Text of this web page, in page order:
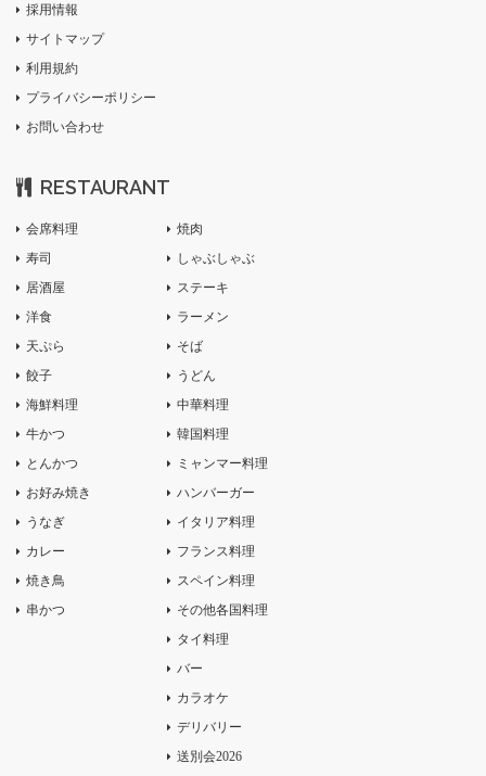
採用情報
サイトマップ
利用規約
プライバシーポリシー
お問い合わせ
RESTAURANT
会席料理
寿司
居酒屋
洋食
天ぷら
餃子
海鮮料理
牛かつ
とんかつ
お好み焼き
うなぎ
カレー
焼き鳥
串かつ
焼肉
しゃぶしゃぶ
ステーキ
ラーメン
そば
うどん
中華料理
韓国料理
ミャンマー料理
ハンバーガー
イタリア料理
フランス料理
スペイン料理
その他各国料理
タイ料理
バー
カラオケ
デリバリー
送別会2026